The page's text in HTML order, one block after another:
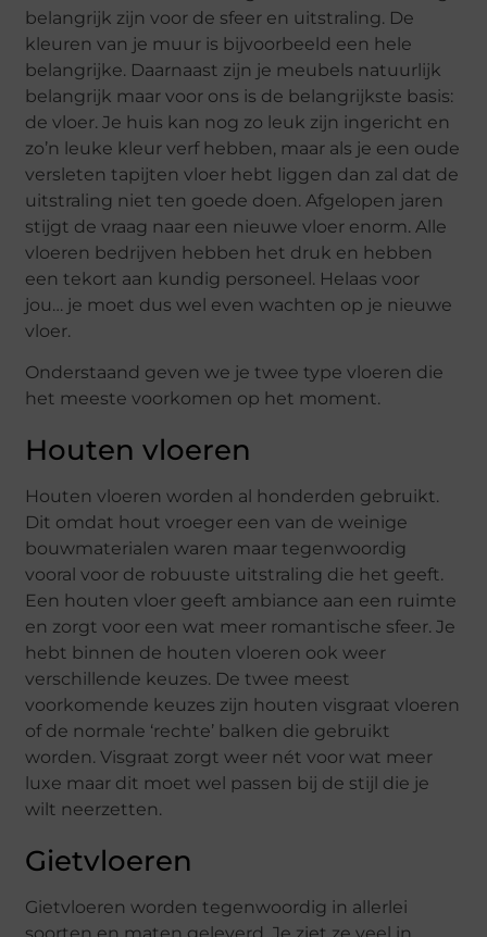
belangrijk zijn voor de sfeer en uitstraling. De
kleuren van je muur is bijvoorbeeld een hele
belangrijke. Daarnaast zijn je meubels natuurlijk
belangrijk maar voor ons is de belangrijkste basis:
de vloer. Je huis kan nog zo leuk zijn ingericht en
zo’n leuke kleur verf hebben, maar als je een oude
versleten tapijten vloer hebt liggen dan zal dat de
uitstraling niet ten goede doen. Afgelopen jaren
stijgt de vraag naar een nieuwe vloer enorm. Alle
vloeren bedrijven hebben het druk en hebben
een tekort aan kundig personeel. Helaas voor
jou… je moet dus wel even wachten op je nieuwe
vloer.
Onderstaand geven we je twee type vloeren die
het meeste voorkomen op het moment.
Houten vloeren
Houten vloeren worden al honderden gebruikt.
Dit omdat hout vroeger een van de weinige
bouwmaterialen waren maar tegenwoordig
vooral voor de robuuste uitstraling die het geeft.
Een houten vloer geeft ambiance aan een ruimte
en zorgt voor een wat meer romantische sfeer. Je
hebt binnen de houten vloeren ook weer
verschillende keuzes. De twee meest
voorkomende keuzes zijn houten visgraat vloeren
of de normale ‘rechte’ balken die gebruikt
worden. Visgraat zorgt weer nét voor wat meer
luxe maar dit moet wel passen bij de stijl die je
wilt neerzetten.
Gietvloeren
Gietvloeren worden tegenwoordig in allerlei